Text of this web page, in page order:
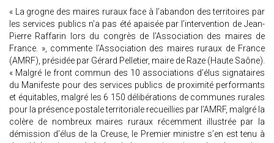
« La grogne des maires ruraux face à l’abandon des territoires par
les services publics n’a pas été apaisée par l’intervention de Jean-
Pierre Raffarin lors du congrès de l’Association des maires de
France. », commente l’Association des maires ruraux de France
(AMRF), présidée par Gérard Pelletier, maire de Raze (Haute Saône).
« Malgré le front commun des 10 associations d’élus signataires
du Manifeste pour des services publics de proximité performants
et équitables, malgré les 6 150 délibérations de communes rurales
pour la présence postale territoriale recueillies par l’AMRF, malgré la
colère de nombreux maires ruraux récemment illustrée par la
démission d’élus de la Creuse, le Premier ministre s’en est tenu à